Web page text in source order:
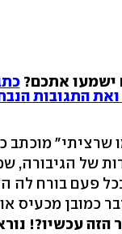
ישמעו אתכם?
ואת התגובות
שרציתי" מוכתב
של הגיבורה,
פעם בורח לה
כמובן מכעיס
הזה עכשיו?!